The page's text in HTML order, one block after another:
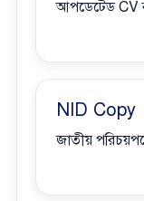
আপডেটেড CV
NID Copy
জাতীয়